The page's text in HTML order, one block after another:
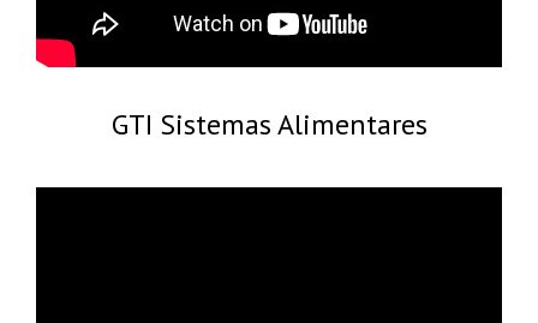
GTI Sistemas Alimentares